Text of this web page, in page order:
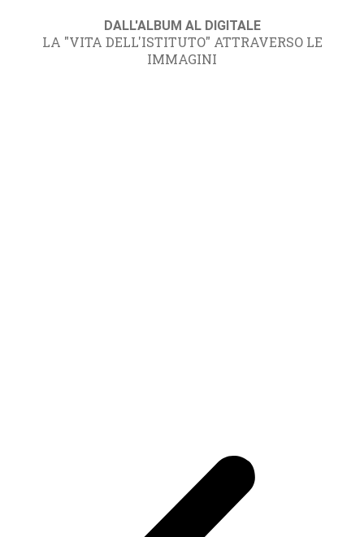
DALL'ALBUM AL DIGITALE
LA "VITA DELL'ISTITUTO" ATTRAVERSO LE
IMMAGINI